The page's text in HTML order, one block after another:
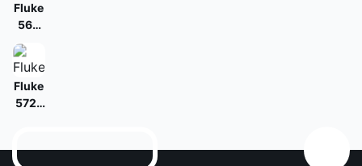
Fluke
568
Ex
Fluke
572-